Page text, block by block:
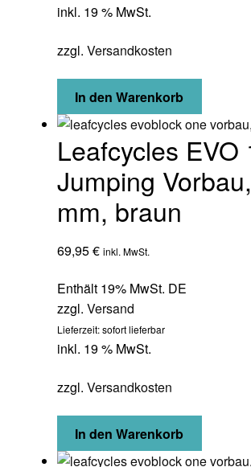
inkl. 19 % MwSt.
zzgl. Versandkosten
In den Warenkorb
Leafcycles EVO
Jumping
mm, braun
69,95€ inkl. MwSt.
Enthält 19% MwSt. DE
zzgl. Versand
Lieferzeit: sofort lieferbar
inkl. 19 % MwSt.
zzgl. Versandkosten
In den Warenkorb